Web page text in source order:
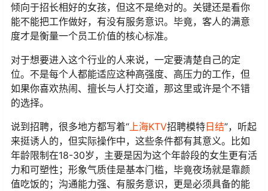
倾向于招长相好的女孩，但这不是绝对的。关键还是看你
能不能把工作做好，有没有服务意识。毕竟，客人的满意
度才是衡量一个员工价值的核心标准。
对于想要进入这个行业的人来说，一定要清楚自己的定
位。不是每个人都能适应这种高强度、高压力的工作，但
如果你喜欢热闹、擅长与人打交道，那这里或许是个不错
的选择。
说到招聘，很多地方都写着“上海KTV招聘模特 日结”，听起
来挺诱人的，但实际操作中，这些条件都有其意义。比如
年龄限制在18-30岁，主要是因为这个年龄段的女生更有活
力和可塑性；形象气质佳是基本门槛，毕竟夜场就是靠颜
值吃饭的；沟通能力强、有服务意识，更是必须具备的能